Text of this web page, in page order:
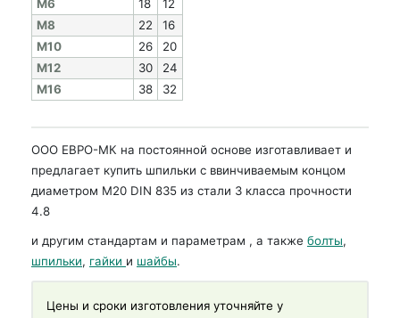
M6
18
12
M8
22
16
M10
26
20
M12
30
24
M16
38 32
ООО ЕВРО-МК на постоянной основе изготавливает и
предлагает купить шпильки с ввинчиваемым концом
диаметром М20 DIN 835 из стали 3 класса прочности
4.8
и другим стандартам и параметрам , а также болты,
шпильки, гайки и шайбы.
Цены и сроки изготовления уточняйте у